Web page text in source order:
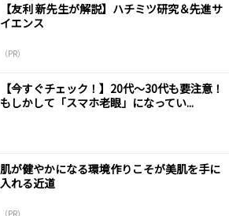
【友利 新先生が解説】ハチミツ研究＆先進サ
イエンス
（PR）
【今すぐチェック！】20代～30代も要注意！
もしかして「スマホ老眼」になってい...
肌が健やかになる環境作りこそが美肌を手に
入れる近道
（PR）